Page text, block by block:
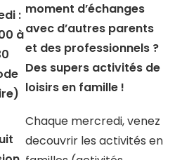
:
à
moment d’échanges
avec d’autres parents
et des professionnels ?
Des supers activités de
loisirs en famille !
Chaque mercredi, venez
decouvrir les activités en